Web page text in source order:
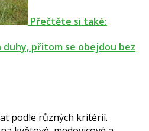
Přečtěte si také:
duhy, přitom se obejdou bez
podle různých kritérií.